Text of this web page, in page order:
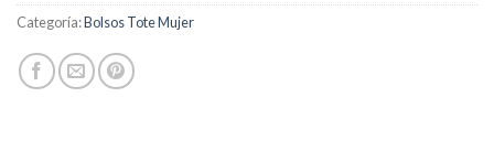
Categoría:Bolsos Tote Mujer